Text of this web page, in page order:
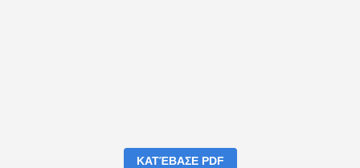
ΚΑΤΈΒΑΣΕ PDF